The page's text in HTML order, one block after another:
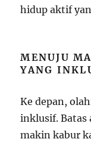
hidup aktif
MENUJU
YANG
Ke depan,
inklusif. Batas
makin kabur